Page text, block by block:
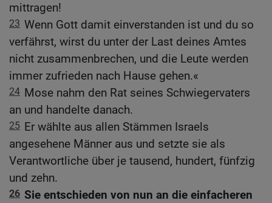
mittragen!
23 Wenn Gott damit einverstanden ist und du so
verfährst, wirst du unter der Last deines Amtes
nicht zusammenbrechen, und die Leute werden
immer zufrieden nach Hause gehen.«
24 Mose nahm den Rat seines Schwiegervaters
an und handelte danach.
25 Er wählte aus allen Stämmen Israels
angesehene Männer aus und setzte sie als
Verantwortliche über je tausend, hundert, fünfzig
und zehn.
26 Sie entschieden von nun an die einfacheren